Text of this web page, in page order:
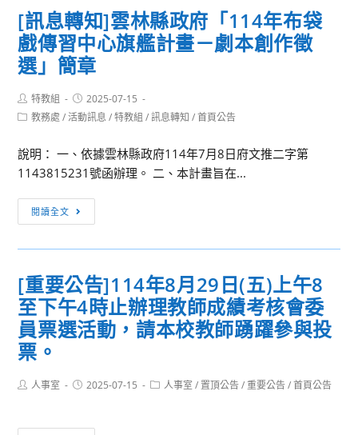
以
掛
號
郵
報
名
資
料
本
校
體
(郵
戳
為
憑，
甄
選
簡
中
心
「113
學
度
中
書
畫
與
版
技
教
師
專
群：
心
國
立
臺
灣
師
範
學
「高
生
業
社
交
測
[訊息轉知]雲林縣政府「114年布袋
戲傳習中心旗艦計畫－劇本創作徵
選」簡章
Post
author:
特教組
Post
published:
2025-07-15
Post教務處 / 活動訊息 / 特教組 / 訊息轉知 / 首頁公告
說明： 一、依據雲林縣政府114年7月8日府文推二字第
1143815231號函辦理。 二、本計畫旨在...
閱讀全文
息
轉
雲
林
縣
政
「114
[重要公告]114年8月29日(五)上午8
至下午4時止辦理教師成績考核會委
員票選活動，請本校教師踴躍參與投
票。
Post人事室
Post2025-07-15
Post人事室 / 置頂公告 / 重要公告 / 首頁公告